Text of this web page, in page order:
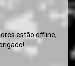
estão offline,